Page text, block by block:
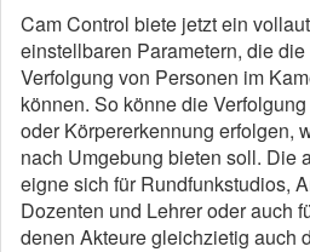
Cam Control biete jetzt ein
einstellbaren Parametern, die
Verfolgung von Personen im
können. So könne die
oder Körpererkennung erfolgen,
nach Umgebung bieten soll. Die
eigne sich für Rundfunkstudios,
Dozenten und Lehrer oder auch
denen Akteure gleichzietig auch